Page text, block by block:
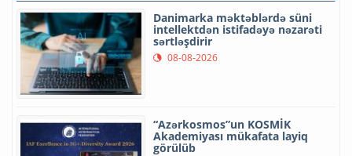
Danimarka məktəblərdə süni
intellektdən istifadəyə nəzarəti
sərtləşdirir
08-08-2026
“Azərkosmos”un KOSMİK
Akademiyası mükafata layiq
görülüb